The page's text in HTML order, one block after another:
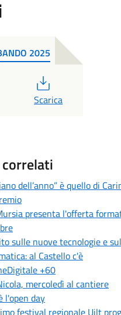
2025
PDF
Scarica
dell’anno” è quello di
presenta l'offerta
sulle nuove tecnologie e
al Castello c'è
+60
mercoledì al cantiere
l'open day
festival regionale Uilt